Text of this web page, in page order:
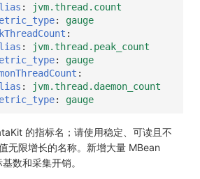
:
jvm.thread.count
:
gauge
:
:
jvm.thread.peak_count
:
gauge
:
:
jvm.thread.daemon_count
: gauge
的指标名；请使用稳定、可读且不
无限增长的名称。新增大量 MBean
数和采集开销。